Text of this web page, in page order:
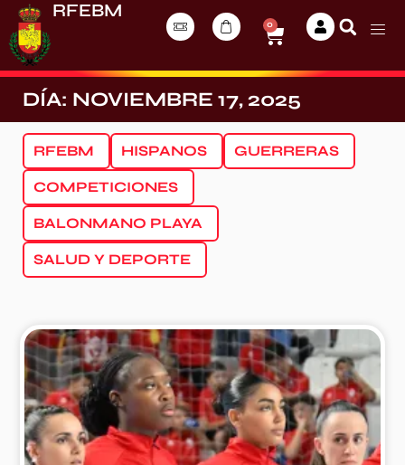
RFEBM
0
DÍA: NOVIEMBRE 17, 2025
RFEBM HISPANOS GUERRERAS
COMPETICIONES
BALONMANO PLAYA
SALUD Y DEPORTE